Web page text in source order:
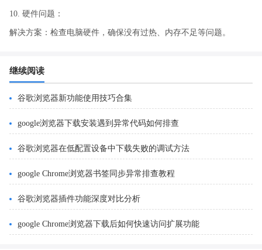
10. 硬件问题：
解决方案：检查电脑硬件，确保没有过热、内存不足等问题。
继续阅读
谷歌浏览器新功能使用技巧合集
google浏览器下载安装遇到异常代码如何排查
谷歌浏览器在低配置设备中下载失败的调试方法
google Chrome浏览器书签同步异常排查教程
谷歌浏览器插件功能深度对比分析
google Chrome浏览器下载后如何快速访问扩展功能